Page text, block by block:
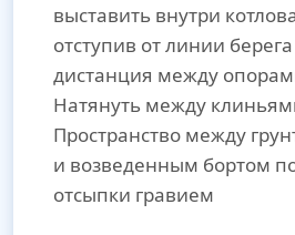
выставить внутри
отступив от линии
дистанция между
Натянуть между
Пространство между
и возведенным бортом
отсыпки гравием